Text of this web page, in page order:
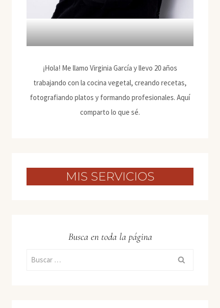
¡Hola! Me llamo Virginia García y llevo 20 años
trabajando con la cocina vegetal, creando recetas,
fotografiando platos y formando profesionales. Aquí
comparto lo que sé.
MIS SERVICIOS
Busca en toda la página
Buscar: